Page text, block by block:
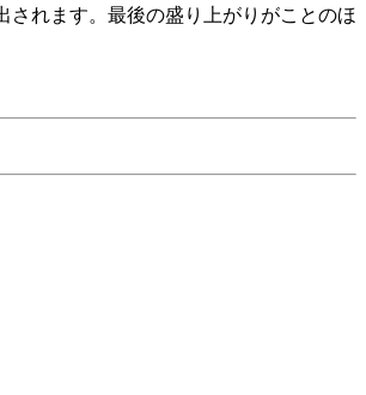
れます。最後の盛り上がりがことのほ